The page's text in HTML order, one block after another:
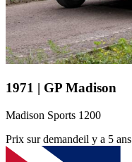
1971 | GP Madison
Madison Sports 1200
Prix sur demandeil y a 5 ans